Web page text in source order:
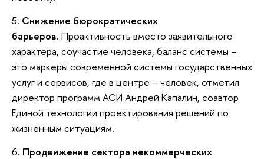
5. Снижение бюрократических
барьеров. Проактивность вместо заявительного
характера, соучастие человека, баланс системы –
это маркеры современной системы государственных
услуг и сервисов, где в центре – человек, отметил
директор программ АСИ Андрей Капалин, соавтор
Единой технологии проектирования решений по
жизненным ситуациям.
6. Продвижение сектора некоммерческих